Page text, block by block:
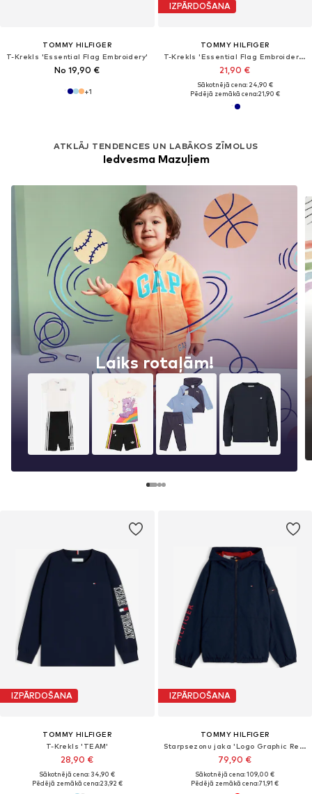
TOMMY HILFIGER
T-Krekls 'Essential Flag Embroidery'
No 19,90 €
+1
IZPĀRDOŠANA
TOMMY HILFIGER
T-Krekls 'Essential Flag Embroidery Long Sleeve'
21,90 €
Sākotnējā cena: 24,90 €
Pēdējā zemākā cena:21,90 €
ATKLĀJ TENDENCES UN LABĀKOS ZĪMOLUS
Iedvesma Mazuļiem
Laiks rotaļām!
IZPĀRDOŠANA
TOMMY HILFIGER
T-Krekls 'TEAM'
28,90 €
Sākotnējā cena: 34,90 €
Pēdējā zemākā cena:23,92 €
IZPĀRDOŠANA
TOMMY HILFIGER
Starpsezonu jaka 'Logo Graphic Relaxed'
79,90 €
Sākotnējā cena: 109,00 €
Pēdējā zemākā cena:71,91 €